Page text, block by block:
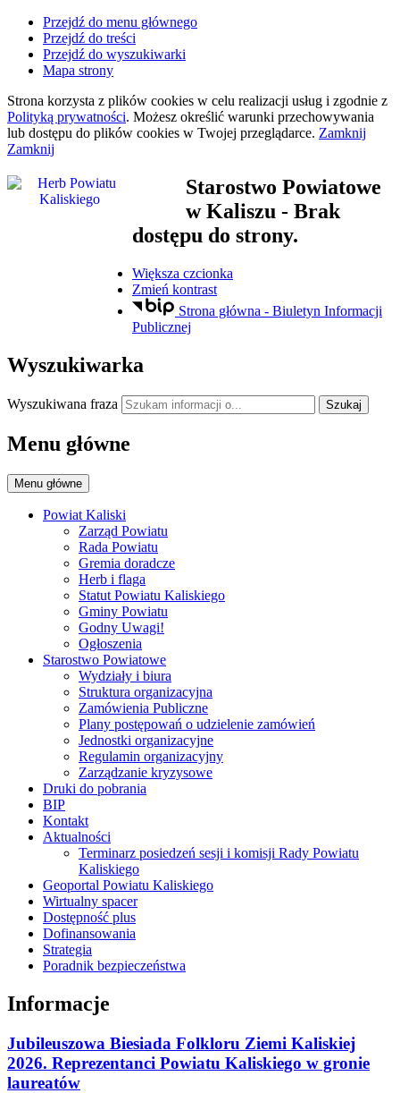
Przejdź do menu głównego
Przejdź do treści
Przejdź do wyszukiwarki
Mapa strony
Strona korzysta z plików cookies w celu realizacji usług i zgodnie z
Polityką prywatności. Możesz określić warunki przechowywania
lub dostępu do plików cookies w Twojej przeglądarce. Zamknij
Zamknij
Starostwo Powiatowe
w Kaliszu - Brak
dostępu do strony.
Większa czcionka
Zmień kontrast
Strona główna - Biuletyn Informacji
Publicznej
Wyszukiwarka
Wyszukiwana fraza Szukaj
Menu główne
Menu główne
Powiat Kaliski
Zarząd Powiatu
Rada Powiatu
Gremia doradcze
Herb i flaga
Statut Powiatu Kaliskiego
Gminy Powiatu
Godny Uwagi!
Ogłoszenia
Starostwo Powiatowe
Wydziały i biura
Struktura organizacyjna
Zamówienia Publiczne
Plany postępowań o udzielenie zamówień
Jednostki organizacyjne
Regulamin organizacyjny
Zarządzanie kryzysowe
Druki do pobrania
BIP
Kontakt
Aktualności
Terminarz posiedzeń sesji i komisji Rady Powiatu
Kaliskiego
Geoportal Powiatu Kaliskiego
Wirtualny spacer
Dostępność plus
Dofinansowania
Strategia
Poradnik bezpieczeństwa
Informacje
Jubileuszowa Biesiada Folkloru Ziemi Kaliskiej
2026. Reprezentanci Powiatu Kaliskiego w gronie
laureatów